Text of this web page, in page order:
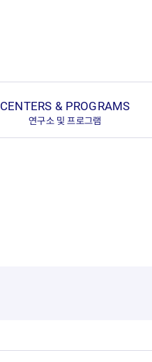
CENTERS & PROGRAMS
연구소 및 프로그램